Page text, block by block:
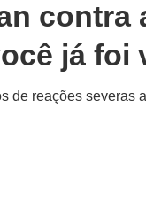
contra
já foi
de reações